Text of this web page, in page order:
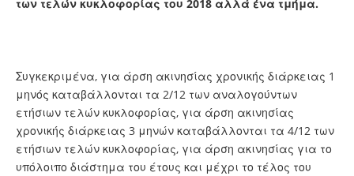
των τελών κυκλοφορίας του 2018 αλλά ένα τμήμα.
Συγκεκριμένα, για άρση ακινησίας χρονικής διάρκειας 1
μηνός καταβάλλονται τα 2/12 των αναλογούντων
ετήσιων τελών κυκλοφορίας, για άρση ακινησίας
χρονικής διάρκειας 3 μηνών καταβάλλονται τα 4/12 των
ετήσιων τελών κυκλοφορίας, για άρση ακινησίας για το
υπόλοιπο διάστημα του έτους και μέχρι το τέλος του